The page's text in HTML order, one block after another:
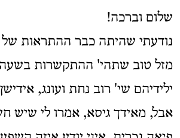
שלום וברכה!
נודעתי שהיתה כבר ההתראות
מזל טוב שתהי' ההתקשרות בשעה
ילידיהם שי' רוב נחת ועונג,
אבל, מאידך גיסא, אמרו לי